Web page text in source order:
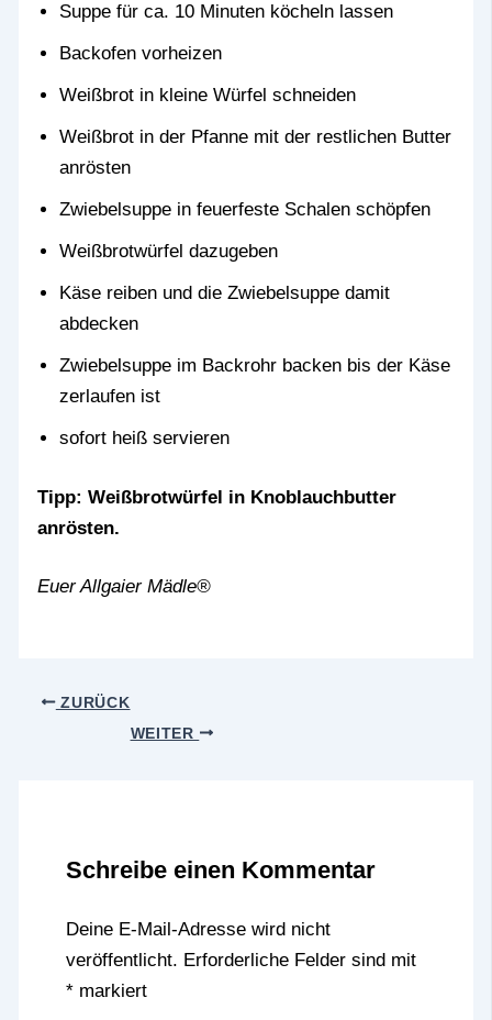
Suppe für ca. 10 Minuten köcheln lassen
Backofen vorheizen
Weißbrot in kleine Würfel schneiden
Weißbrot in der Pfanne mit der restlichen Butter
anrösten
Zwiebelsuppe in feuerfeste Schalen schöpfen
Weißbrotwürfel dazugeben
Käse reiben und die Zwiebelsuppe damit
abdecken
Zwiebelsuppe im Backrohr backen bis der Käse
zerlaufen ist
sofort heiß servieren
Tipp: Weißbrotwürfel in Knoblauchbutter
anrösten.
Euer Allgaier Mädle®
ZURÜCK
WEITER
Schreibe einen Kommentar
Deine E-Mail-Adresse wird nicht
veröffentlicht. Erforderliche Felder sind mit
*markiert